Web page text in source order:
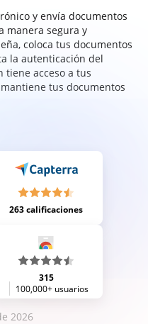
y envía documentos
manera segura y
coloca tus documentos
la autenticación del
acceso a tus
tus documentos
263 calificaciones
315
100,000+ usuarios
2026